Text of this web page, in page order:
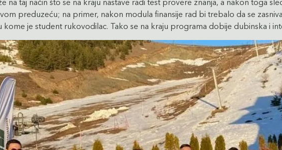
na taj način što se na kraju nastave radi test provere znanja, a nakon toga
preduzeću; na primer, nakon modula finansije rad bi trebalo da se
kome je student rukovodilac. Tako se na kraju programa dobije dubinska i